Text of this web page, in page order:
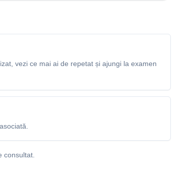
vezi ce mai ai de repetat și ajungi la examen
consultat.